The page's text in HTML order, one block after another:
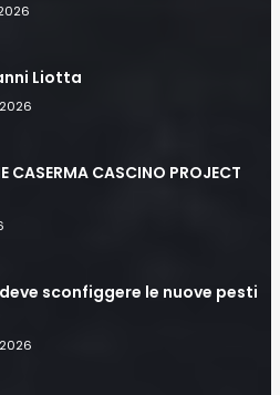
Liotta
CASERMA CASCINO PROJECT
sconfiggere le nuove pesti